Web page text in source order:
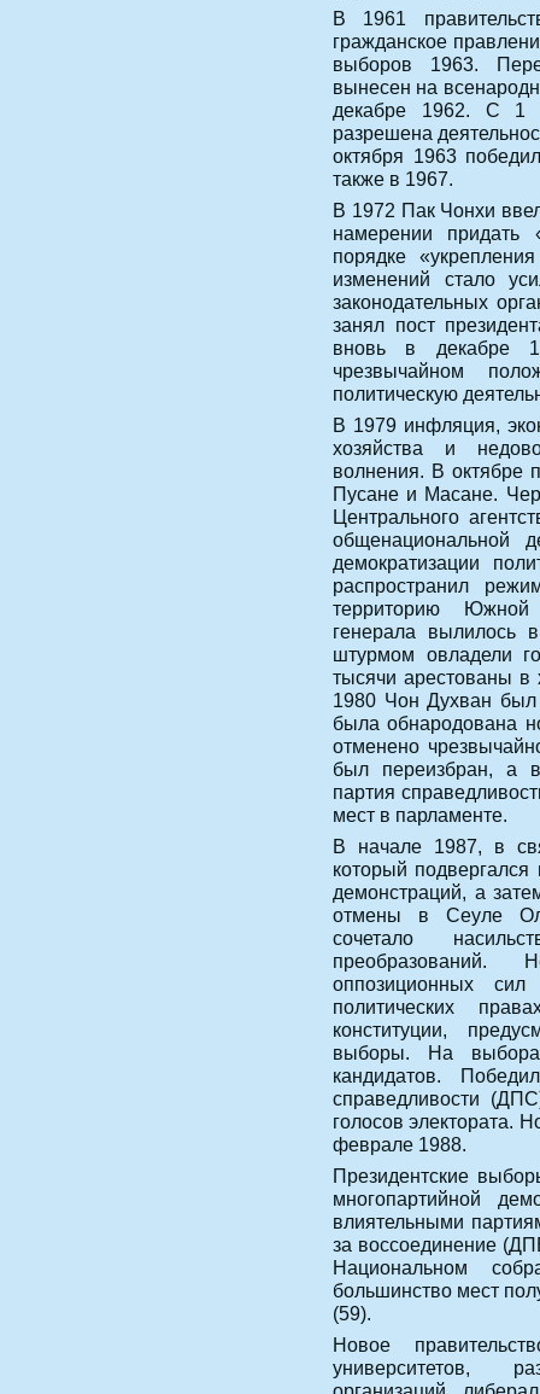
В 1961
гражданское
выборов 1963.
вынесен на
декабре 1962. С 1
разрешена
октября 1963
также в 1967.
В 1972 Пак Чонхи
намерении придать
порядке
изменений стало
законодательных
занял пост
вновь в декабре
чрезвычайном
политическую
В 1979 инфляция,
хозяйства и
волнения. В октябре
Пусане и Масане.
Центрального
общенациональной
демократизации
распространил
территорию Южной
генерала вылилось
штурмом овладели
тысячи арестованы в
1980 Чон Духван был
была обнародована
отменено
был переизбран, а
партия
мест в парламенте.
В начале 1987, в
который
демонстраций, а
отмены в Сеуле
сочетало
преобразований.
оппозиционных
политических
конституции,
выборы. На
кандидатов.
справедливости
голосов электората.
феврале 1988.
Президентские
многопартийной
влиятельными
за воссоединение
Национальном
большинство мест
(59).
Новое
университетов,